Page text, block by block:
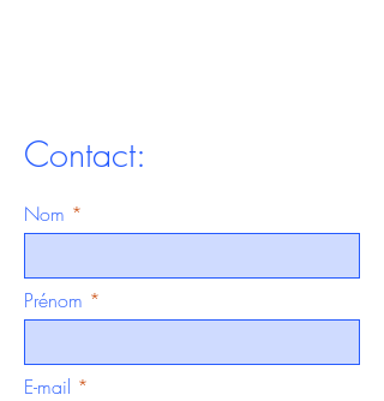
Contact:
Nom
Prénom
E-mail